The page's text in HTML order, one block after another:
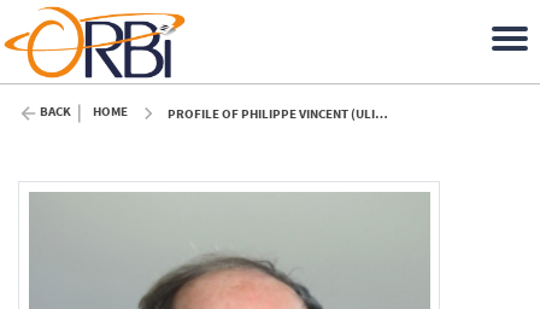
BACK HOME PROFILE OF PHILIPPE VINCENT (ULIÈGE)